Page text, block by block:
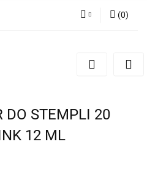
(0)
DO STEMPLI 20
12 ML